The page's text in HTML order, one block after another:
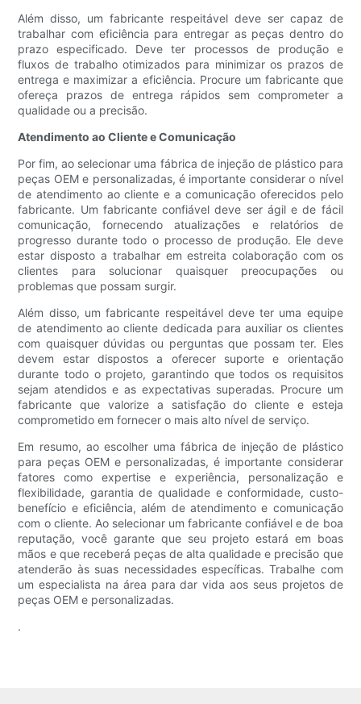
Além disso, um fabricante respeitável deve ser capaz de
trabalhar com eficiência para entregar as peças dentro do
prazo especificado. Deve ter processos de produção e
fluxos de trabalho otimizados para minimizar os prazos de
entrega e maximizar a eficiência. Procure um fabricante que
ofereça prazos de entrega rápidos sem comprometer a
qualidade ou a precisão.
Atendimento ao Cliente e Comunicação
Por fim, ao selecionar uma fábrica de injeção de plástico para
peças OEM e personalizadas, é importante considerar o nível
de atendimento ao cliente e a comunicação oferecidos pelo
fabricante. Um fabricante confiável deve ser ágil e de fácil
comunicação, fornecendo atualizações e relatórios de
progresso durante todo o processo de produção. Ele deve
estar disposto a trabalhar em estreita colaboração com os
clientes para solucionar quaisquer preocupações ou
problemas que possam surgir.
Além disso, um fabricante respeitável deve ter uma equipe
de atendimento ao cliente dedicada para auxiliar os clientes
com quaisquer dúvidas ou perguntas que possam ter. Eles
devem estar dispostos a oferecer suporte e orientação
durante todo o projeto, garantindo que todos os requisitos
sejam atendidos e as expectativas superadas. Procure um
fabricante que valorize a satisfação do cliente e esteja
comprometido em fornecer o mais alto nível de serviço.
Em resumo, ao escolher uma fábrica de injeção de plástico
para peças OEM e personalizadas, é importante considerar
fatores como expertise e experiência, personalização e
flexibilidade, garantia de qualidade e conformidade, custo-
benefício e eficiência, além de atendimento e comunicação
com o cliente. Ao selecionar um fabricante confiável e de boa
reputação, você garante que seu projeto estará em boas
mãos e que receberá peças de alta qualidade e precisão que
atenderão às suas necessidades específicas. Trabalhe com
um especialista na área para dar vida aos seus projetos de
peças OEM e personalizadas.
.